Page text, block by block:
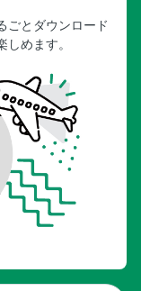
ごとダウンロード
めます。